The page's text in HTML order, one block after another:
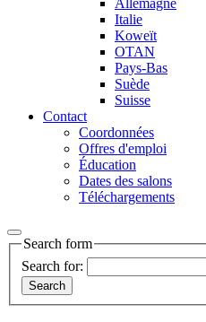
Allemagne
Italie
Koweït
OTAN
Pays-Bas
Suède
Suisse
Contact
Coordonnées
Offres d'emploi
Éducation
Dates des salons
Téléchargements
Search form
Search for: